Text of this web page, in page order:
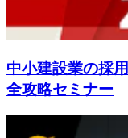
中小建設業の採
全攻略セミナー